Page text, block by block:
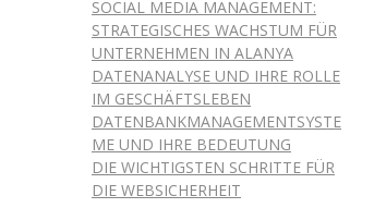
SOCIAL MEDIA MANAGEMENT:
STRATEGISCHES WACHSTUM FÜR
UNTERNEHMEN IN ALANYA
DATENANALYSE UND IHRE ROLLE
IM GESCHÄFTSLEBEN
DATENBANKMANAGEMENTSYSTE
ME UND IHRE BEDEUTUNG
DIE WICHTIGSTEN SCHRITTE FÜR
DIE WEBSICHERHEIT